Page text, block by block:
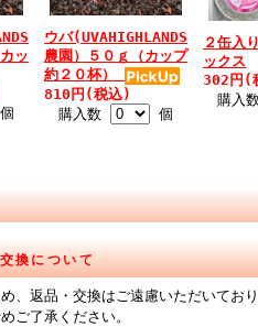
ッ
個
ウバ(UVAHIGHLANDS
農園）５０ｇ（カップ
約２０杯）
810円(税込)
購入数
個
２缶入
ックス
302円(
購入
換について
、返品・交換はご遠慮いただいてお
ご了承ください。